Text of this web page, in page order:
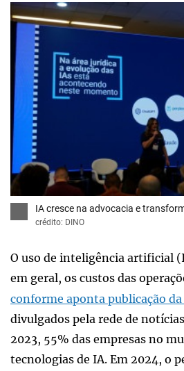
IA cresce na advocacia e
crédito: DINO
O uso de inteligência artificial
em geral, os custos das
conforme aponta publicação da
divulgados pela rede de
2023, 55% das empresas no
tecnologias de IA. Em 2024, o